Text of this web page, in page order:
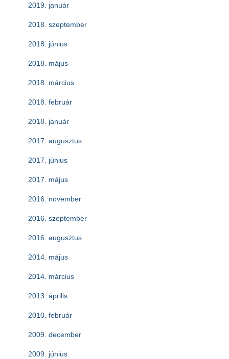
2019. január
2018. szeptember
2018. június
2018. május
2018. március
2018. február
2018. január
2017. augusztus
2017. június
2017. május
2016. november
2016. szeptember
2016. augusztus
2014. május
2014. március
2013. április
2010. február
2009. december
2009. június